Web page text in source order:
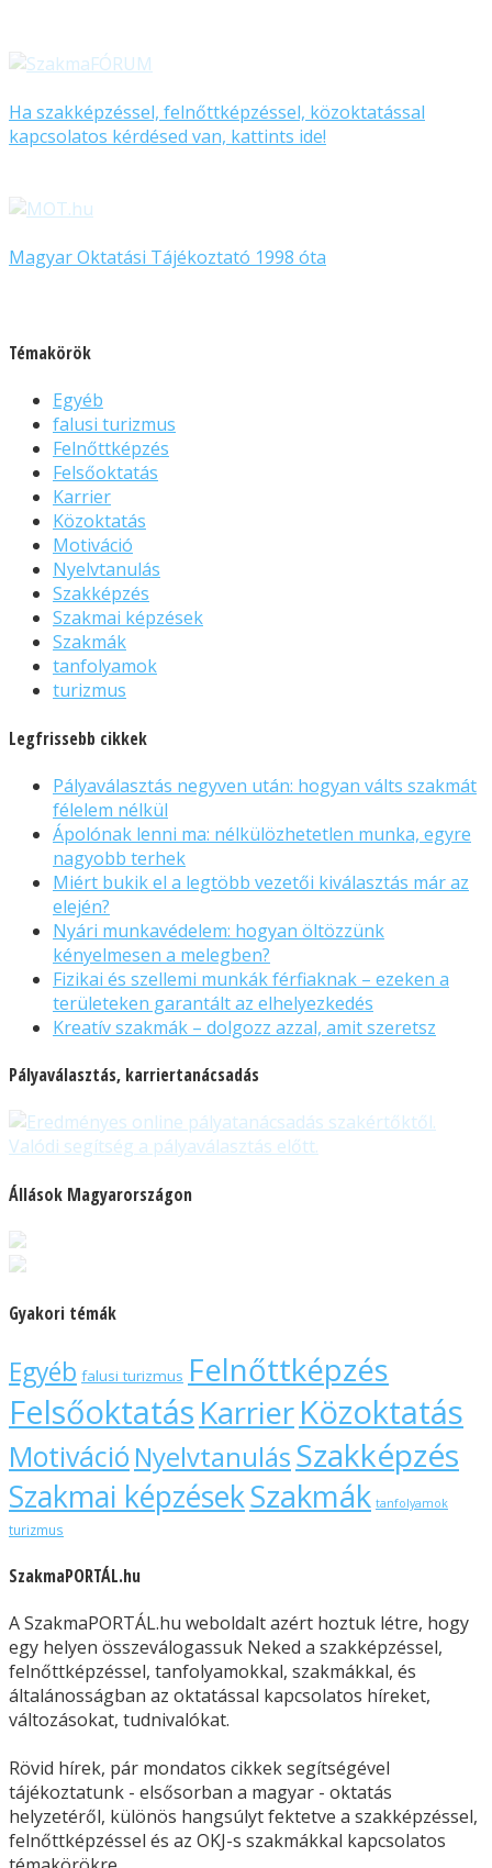
Ha szakképzéssel, felnőttképzéssel, közoktatással
kapcsolatos kérdésed van, kattints ide!
Magyar Oktatási Tájékoztató 1998 óta
Témakörök
Egyéb
falusi turizmus
Felnőttképzés
Felsőoktatás
Karrier
Közoktatás
Motiváció
Nyelvtanulás
Szakképzés
Szakmai képzések
Szakmák
tanfolyamok
turizmus
Legfrissebb cikkek
Pályaválasztás negyven után: hogyan válts szakmát
félelem nélkül
Ápolónak lenni ma: nélkülözhetetlen munka, egyre
nagyobb terhek
Miért bukik el a legtöbb vezetői kiválasztás már az
elején?
Nyári munkavédelem: hogyan öltözzünk
kényelmesen a melegben?
Fizikai és szellemi munkák férfiaknak – ezeken a
területeken garantált az elhelyezkedés
Kreatív szakmák – dolgozz azzal, amit szeretsz
Pályaválasztás, karriertanácsadás
Állások Magyarországon
Gyakori témák
Egyéb falusi turizmus Felnőttképzés
Felsőoktatás KarrierKözoktatás
Motiváció NyelvtanulásSzakképzés
Szakmai képzésekSzakmák tanfolyamok
turizmus
SzakmaPORTÁL.hu
A SzakmaPORTÁL.hu weboldalt azért hoztuk létre, hogy
egy helyen összeválogassuk Neked a szakképzéssel,
felnőttképzéssel, tanfolyamokkal, szakmákkal, és
általánosságban az oktatással kapcsolatos híreket,
változásokat, tudnivalókat.
Rövid hírek, pár mondatos cikkek segítségével
tájékoztatunk - elsősorban a magyar - oktatás
helyzetéről, különös hangsúlyt fektetve a szakképzéssel,
felnőttképzéssel és az OKJ-s szakmákkal kapcsolatos